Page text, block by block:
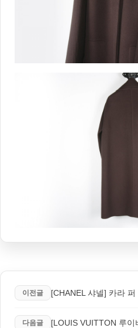
이전글 [CHANEL 샤넬] 카라
다음글 [LOUIS VUITTON 루이